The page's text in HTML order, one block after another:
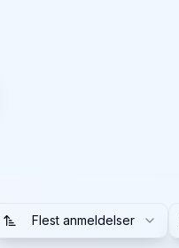
Flest anmeldelser